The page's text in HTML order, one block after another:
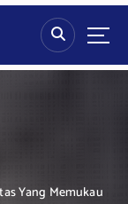
Yang Memukau